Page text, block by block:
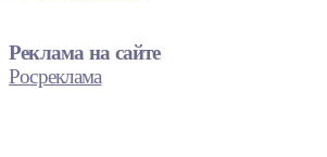
Реклама на сайте
Росреклама